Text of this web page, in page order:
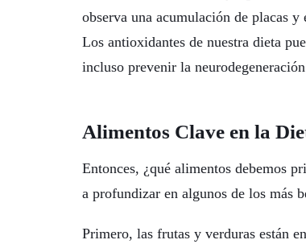
observa una acumulación de placas
Los antioxidantes de nuestra dieta
incluso prevenir la
Alimentos Clave en la
Entonces, ¿qué alimentos debemos
a profundizar en algunos de los más
Primero, las frutas y verduras están